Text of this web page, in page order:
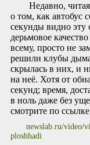
Недавно,
о том, как автобус
секунды видно
дерьмовое
всему, просто не
решили клубы дыма
скрылась в них, и
на неё. Хотя от
секунд; время,
в ноль даже без
смотрите по
newslab.ru/video/
ploshhadi